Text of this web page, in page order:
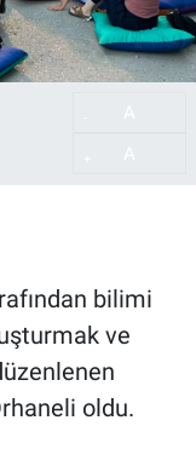
bilimi
ve
oldu.